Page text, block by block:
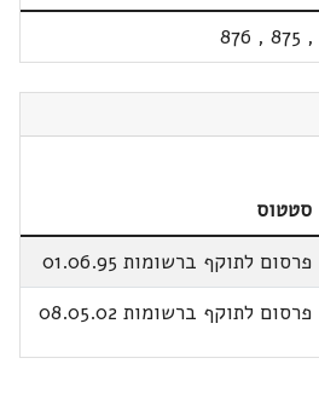
,
875
,
876
סטטוס
פרסום לתוקף ברשומות 01.06.95
פרסום לתוקף ברשומות 08.05.02